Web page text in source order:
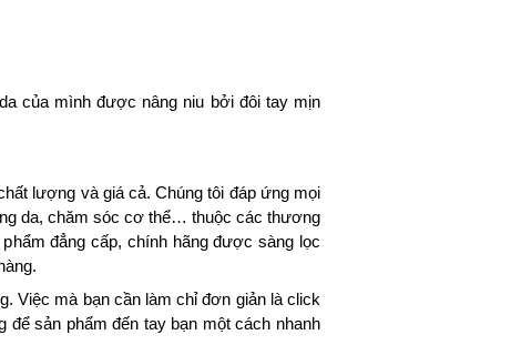
của mình được nâng niu bởi đôi tay mịn
lượng và giá cả. Chúng tôi đáp ứng mọi
da, chăm sóc cơ thể… thuộc các thương
đẳng cấp, chính hãng được sàng lọc
Việc mà bạn cần làm chỉ đơn giản là click
sản phẩm đến tay bạn một cách nhanh